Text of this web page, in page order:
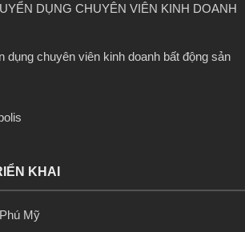
DỤNG CHUYÊN VIÊN KINH DOANH
dụng chuyên viên kinh doanh bất động sản
KHAI
Mỹ